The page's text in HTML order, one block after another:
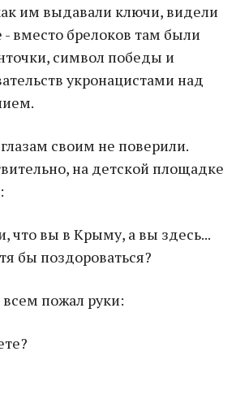
им выдавали ключи, видели
вместо брелоков там были
символ победы и
укронацистами над
своим не поверили.
на детской площадке
что вы в Крыму, а вы здесь...
бы поздороваться?
пожал руки: